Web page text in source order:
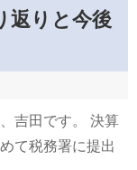
返りと今後
吉田です。 決算
て税務署に提出